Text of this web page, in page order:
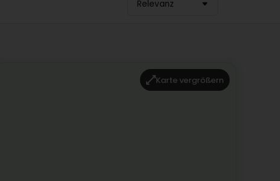
Relevanz
Karte vergrößern